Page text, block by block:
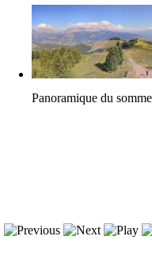
Panoramique du